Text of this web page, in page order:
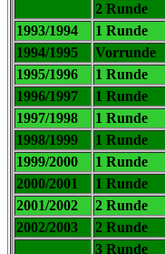
2 Runde
1993/1994
1 Runde
1994/1995
Vorrunde
1995/1996
1 Runde
1996/1997
1 Runde
1997/1998
1 Runde
1998/1999
1 Runde
1999/2000
1 Runde
2000/2001
1 Runde
2001/2002
2 Runde
2002/2003
2 Runde
3 Runde